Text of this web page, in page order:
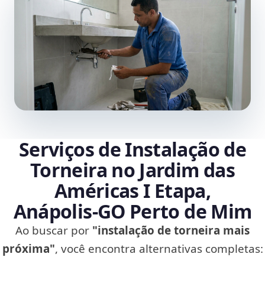
Serviços de Instalação de
Torneira no Jardim das
Américas I Etapa,
Anápolis‑GO Perto de Mim
Ao buscar por "instalação de torneira mais
próxima", você encontra alternativas completas: